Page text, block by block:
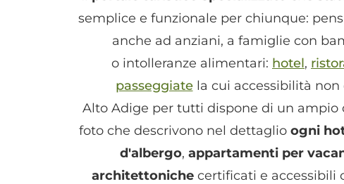
semplice e funzionale per chiunque:
anche ad anziani, a famiglie con
o intolleranze alimentari: hotel,
passeggiatela cui accessibilità non
Alto Adige per tutti dispone di un
foto che descrivono nel dettaglio ogni
d'albergo, appartamenti per
architettoniche certificati e accessibili